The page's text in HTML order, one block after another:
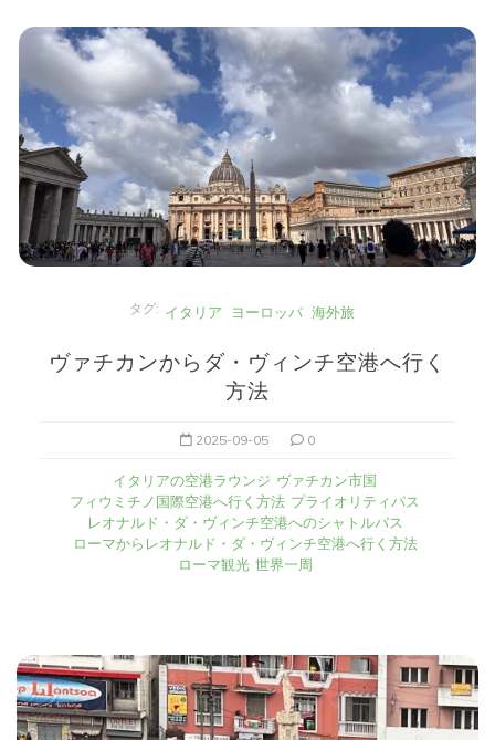
タグ: イタリア ヨーロッパ 海外旅
ヴァチカンからダ・ヴィンチ空港へ行く
方法
2025-09-05 0
イタリアの空港ラウンジ ヴァチカン市国
フィウミチノ国際空港へ行く方法 プライオリティパス
レオナルド・ダ・ヴィンチ空港へのシャトルバス
ローマからレオナルド・ダ・ヴィンチ空港へ行く方法
ローマ観光 世界一周